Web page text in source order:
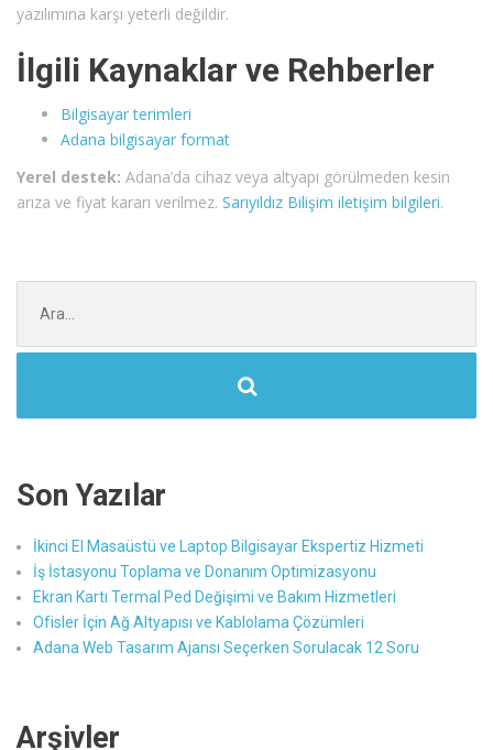
yazılımına karşı yeterli değildir.
İlgili Kaynaklar ve Rehberler
Bilgisayar terimleri
Adana bilgisayar format
Yerel destek: Adana’da cihaz veya altyapı görülmeden kesin
arıza ve fiyat kararı verilmez. Sarıyıldız Bilişim iletişim bilgileri.
ara:
Son Yazılar
İkinci El Masaüstü ve Laptop Bilgisayar Ekspertiz Hizmeti
İş İstasyonu Toplama ve Donanım Optimizasyonu
Ekran Kartı Termal Ped Değişimi ve Bakım Hizmetleri
Ofisler İçin Ağ Altyapısı ve Kablolama Çözümleri
Adana Web Tasarım Ajansı Seçerken Sorulacak 12 Soru
Arşivler